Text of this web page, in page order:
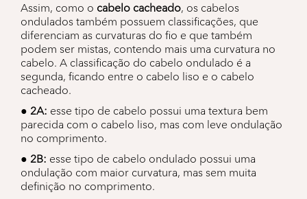
Assim, como o cabelo cacheado, os cabelos
ondulados também possuem classificações, que
diferenciam as curvaturas do fio e que também
podem ser mistas, contendo mais uma curvatura no
cabelo. A classificação do cabelo ondulado é a
segunda, ficando entre o cabelo liso e o cabelo
cacheado.
● 2A: esse tipo de cabelo possui uma textura bem
parecida com o cabelo liso, mas com leve ondulação
no comprimento.
● 2B: esse tipo de cabelo ondulado possui uma
ondulação com maior curvatura, mas sem muita
definição no comprimento.